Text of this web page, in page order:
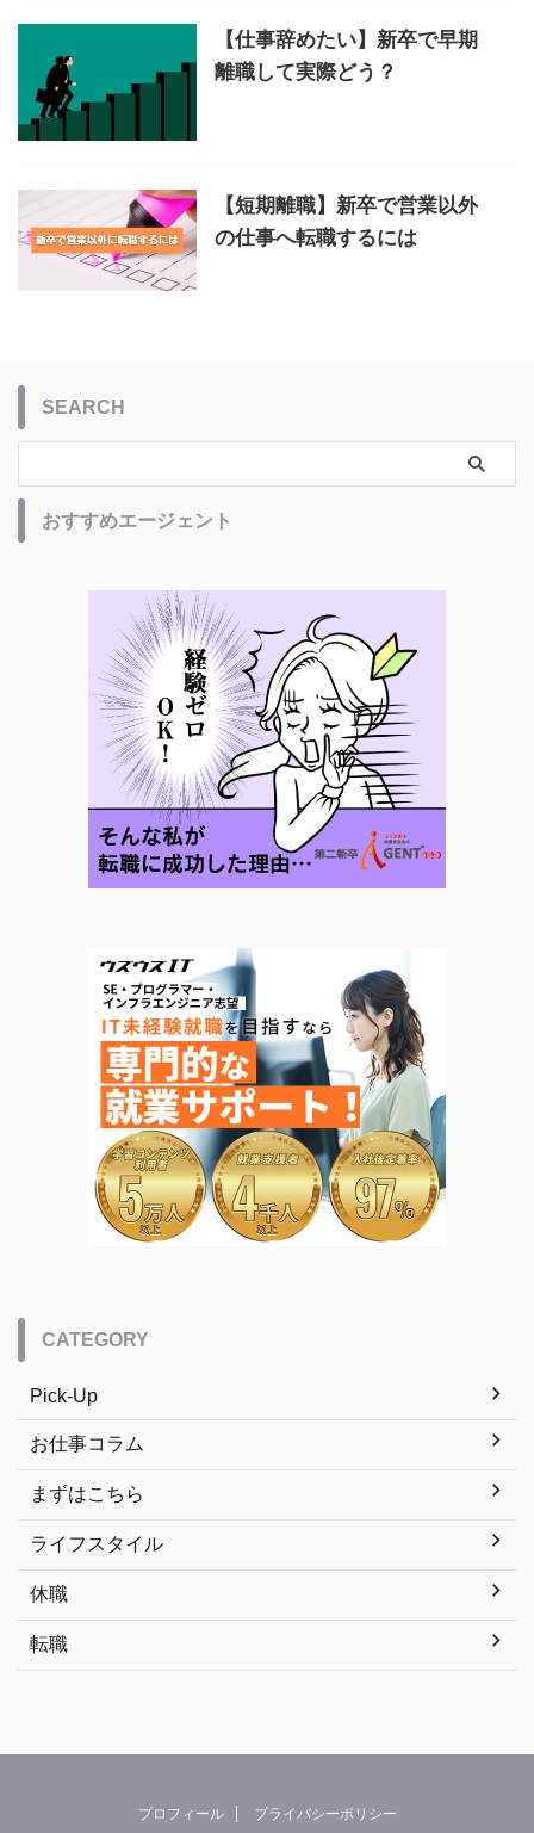
【仕事辞めたい】新卒で早期
離職して実際どう？
【短期離職】新卒で営業以外
の仕事へ転職するには
SEARCH
おすすめエージェント
CATEGORY
Pick-Up
お仕事コラム
まずはこちら
ライフスタイル
休職
転職
プロフィール プライバシーポリシー